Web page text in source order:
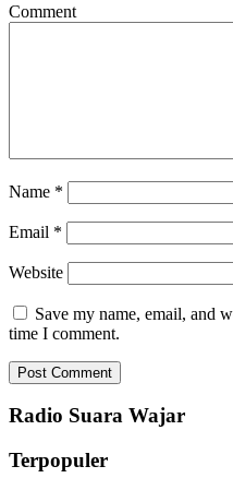
Comment
Name *
Email *
Website
Save my name, email, and
time I comment.
Radio Suara Wajar
Terpopuler